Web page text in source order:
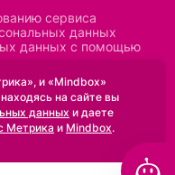
сервиса
данных
данных с помощью
данных с помощью
данных
Договор оферты
и «Mindbox»
на сайте вы
данных и даете
Метрика и Mindbox.